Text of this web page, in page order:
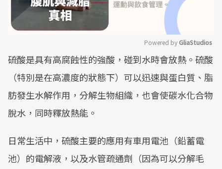
Mute
Powered by GliaStudios
硫酸是具有高腐蝕性的強酸，碰到水時會放熱。硫酸
（特別是在高濃度的狀態下）可以迅速與蛋白質、脂
肪發生水解作用，分解生物組織，也會使碳水化合物
脫水，同時釋放熱能。
日常生活中，硫酸主要的應用有車用電池（鉛蓄電
池）的電解液，以及水管疏通劑（因為可以分解毛